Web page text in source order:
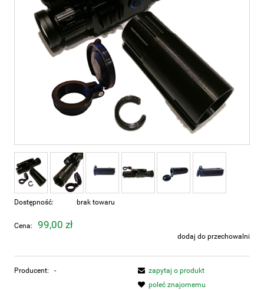
Dostępność: brak towaru
Cena: 99,00 zł
dodaj do przechowalni
Producent: -
zapytaj o produkt
poleć znajomemu